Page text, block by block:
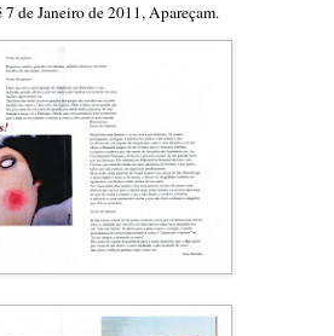
de Janeiro de 2011, Apareçam.